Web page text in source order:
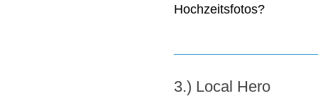
Hochzeitsfotos?
3.) Local Hero